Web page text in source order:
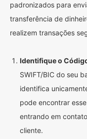
padronizados para
transferência de
realizem transações
Identifique o
SWIFT/BIC do seu
identifica
pode encontrar
entrando em
cliente.